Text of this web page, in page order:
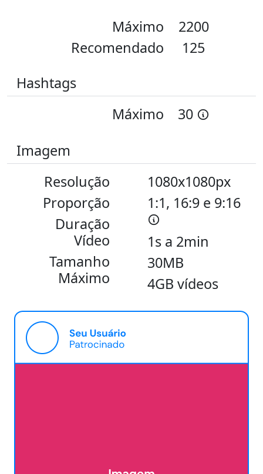
Máximo
Recomendado
2200
125
Hashtags
Máximo
30
Imagem
Resolução
Proporção
Duração
Vídeo
Tamanho
Máximo
1080x1080px
1:1, 16:9 e 9:16
1s a 2min
30MB
4GB vídeos